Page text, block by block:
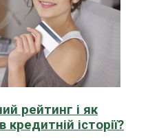
рейтинг і як
історії?